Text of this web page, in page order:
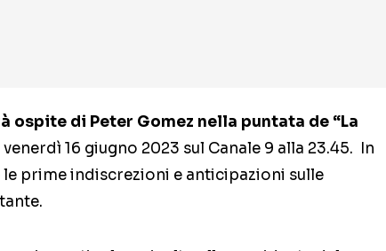
ospite di Peter Gomez nella puntata de “La
16 giugno 2023 sul Canale 9 alla 23.45. In
prime indiscrezioni e anticipazioni sulle